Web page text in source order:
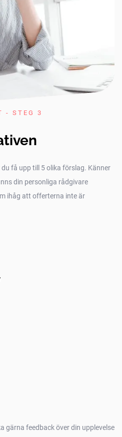
- STEG 3
få upp till 5 olika förslag. Känner
din personliga rådgivare
ihåg att offerterna inte är
gärna feedback över din upplevelse